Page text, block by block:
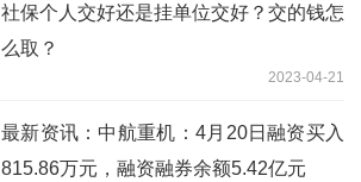
社保个人交好还是挂单位交好？交的钱怎
么取？
2023-04-21
最新资讯：中航重机：4月20日融资买入
815.86万元，融资融券余额5.42亿元